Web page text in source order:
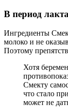
В период
Ингредиенты
молоко и не
Поэтому
Хотя
Смекту
что стало
может не